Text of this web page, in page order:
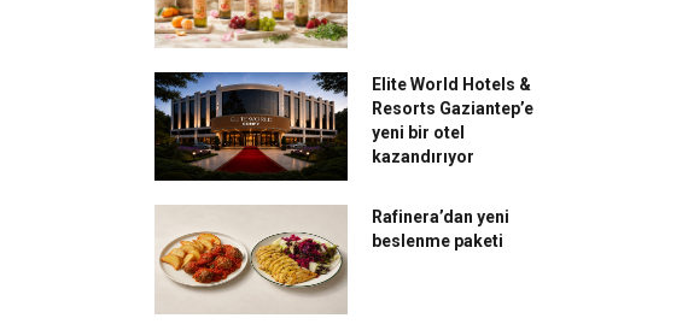
Elite World Hotels &
Resorts Gaziantep’e
yeni bir otel
kazandırıyor
Rafinera’dan yeni
beslenme paketi